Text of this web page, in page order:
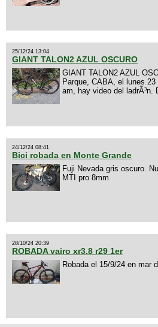
25/12/24 13:04
GIANT TALON2 AZUL OSCURO
GIANT TALON2 AZUL
Parque, CABA, el lunes
am, hay video del ladrÃ³n.
24/12/24 08:41
Bici robada en Monte Grande
Fuji Nevada gris oscuro.
MTI pro 8mm
28/10/24 20:39
ROBADA vairo xr3.8 r29 1er
Robada el 15/9/24 en mar